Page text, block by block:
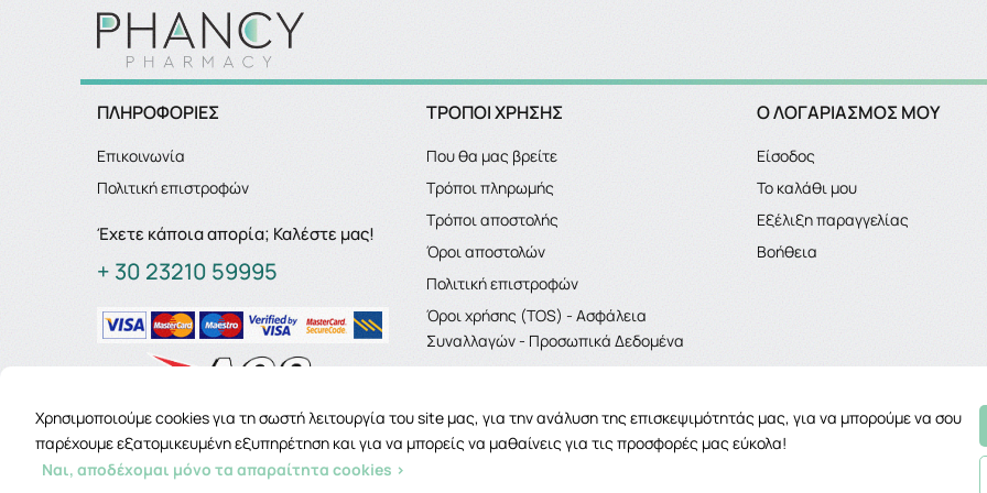
ΠΛΗΡΟΦΟΡΙΕΣ
Επικοινωνία
Πολιτική επιστροφών
Έχετε κάποια απορία; Καλέστε μας!
+ 30 23210 59995
ΤΡΟΠΟΙ ΧΡΗΣΗΣ
Που θα μας βρείτε
Τρόποι πληρωμής
Τρόποι αποστολής
Όροι αποστολών
Πολιτική επιστροφών
Όροι χρήσης (TOS) - Ασφάλεια
Συναλλαγών - Προσωπικά Δεδομένα
Ο ΛΟΓΑΡΙΑΣΜΌΣ ΜΟΥ
Είσοδος
Το καλάθι μου
Εξέλιξη παραγγελίας
Βοήθεια
Χρησιμοποιούμε cookies για τη σωστή λειτουργία του site μας, για την ανάλυση της επισκεψιμότητάς μας, για να μπορούμε να σου
παρέχουμε εξατομικευμένη εξυπηρέτηση και για να μπορείς να μαθαίνεις για τις προσφορές μας εύκολα!
Ναι, αποδέχομαι μόνο τα απαραίτητα cookies >